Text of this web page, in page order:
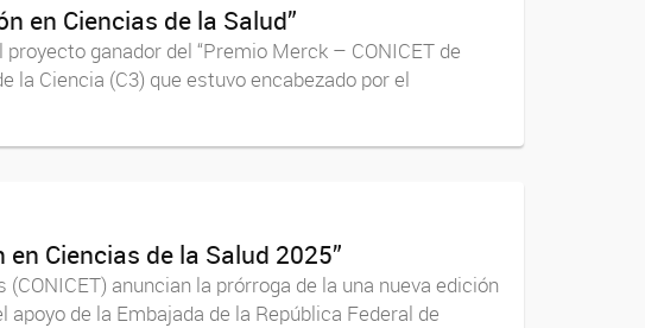
en Ciencias de la Salud”
ganador del “Premio Merck – CONICET de
la Ciencia (C3) que estuvo encabezado por el
Ciencias de la Salud 2025”
anuncian la prórroga de la una nueva edición
de la Embajada de la República Federal de